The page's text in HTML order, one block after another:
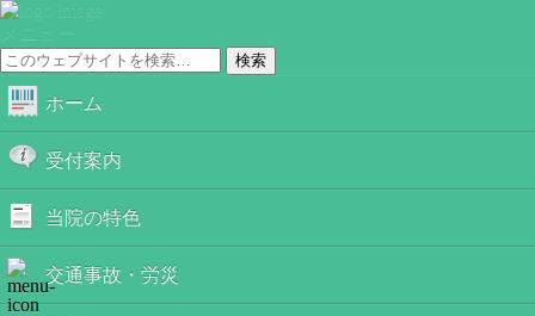
メニュー
ホーム
受付案内
当院の特色
交通事故・労災